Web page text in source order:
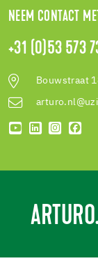
NEEM CONTACT
+31 (0)53 573
Bouwstraat